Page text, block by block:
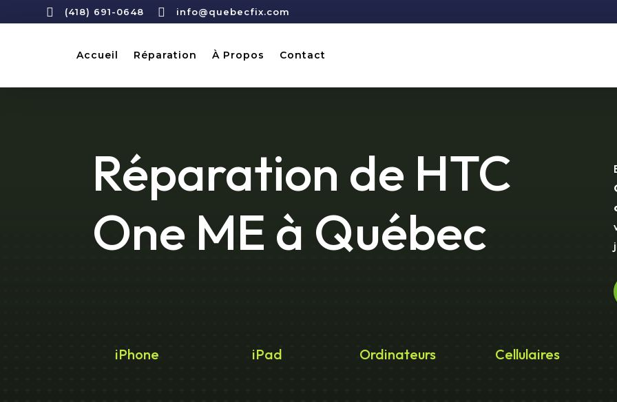
 (418) 691-0648  info@quebecfix.com
Accueil Réparation À Propos Contact
Réparation de HTC
One ME à Québec
iPhone iPad Ordinateurs Cellulaires